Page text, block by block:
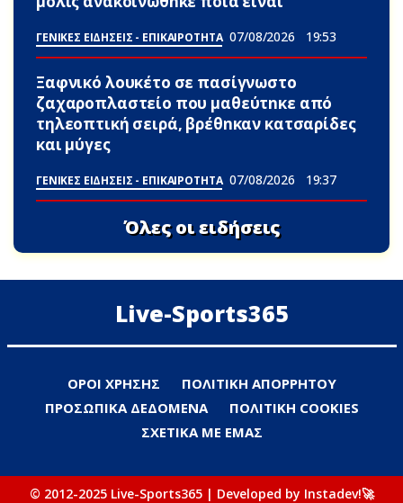
ΓΕΝΙΚΕΣ ΕΙΔΗΣΕΙΣ - ΕΠΙΚΑΙΡΟΤΗΤΑ 07/08/2026 19:53
Ξαφνικό λουκέτο σε πασίγνωστο
ζαχαροπλαστείο που μαθεύτnκε από
τηλεοπτική σειρά, βρέθnκαν κατσαρίδες
και μύγες
ΓΕΝΙΚΕΣ ΕΙΔΗΣΕΙΣ - ΕΠΙΚΑΙΡΟΤΗΤΑ 07/08/2026 19:37
Όλες οι ειδήσεις
Live-Sports365
ΟΡΟΙ ΧΡΗΣΗΣ
ΠΟΛΙΤΙΚΗ ΑΠΟΡΡΗΤΟΥ
ΠΡΟΣΩΠΙΚΑ ΔΕΔΟΜΕΝΑ
ΠΟΛΙΤΙΚΗ COOKIES
ΣΧΕΤΙΚΑ ΜΕ ΕΜΑΣ
© 2012-2025 Live-Sports365 | Developed by Instadev!🚀